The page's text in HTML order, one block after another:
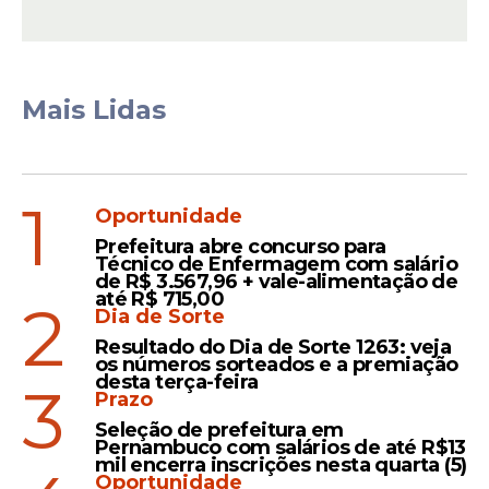
Atualmente, a estrutura administrativa e
legislativa da Câmara do Recife funciona
em quatro endereços diferentes: o prédio-
sede (na Rua Princesa Isabel, nº 410) e mais
três anexos (Rua da União, nº 273 e Rua
Monte Castelo, nº 131 e nº 166), sendo que
os dois imóveis da Rua Monte Castelo são
alugados.
Mais Lidas
1
Oportunidade
Prefeitura abre concurso para
Técnico de Enfermagem com salário
de R$ 3.567,96 + vale-alimentação de
até R$ 715,00
2
Dia de Sorte
Resultado do Dia de Sorte 1263: veja
os números sorteados e a premiação
desta terça-feira
3
Prazo
Seleção de prefeitura em
Pernambuco com salários de até R$13
mil encerra inscrições nesta quarta (5)
Oportunidade